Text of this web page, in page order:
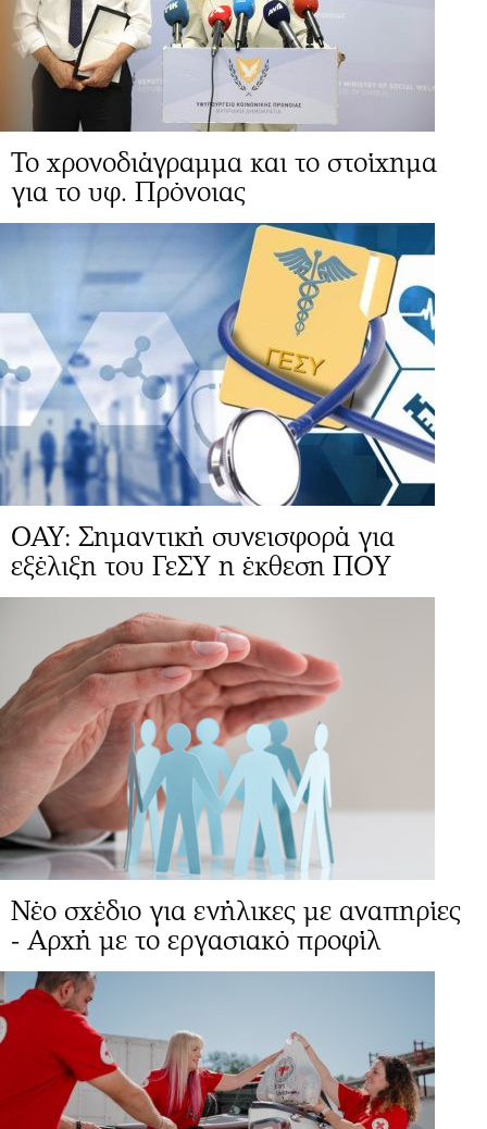
Το χρονοδιάγραμμα και το στοίχημα
για το υφ. Πρόνοιας
ΟΑΥ: Σημαντική συνεισφορά για
εξέλιξη του ΓεΣΥ η έκθεση ΠΟΥ
Νέο σχέδιο για ενήλικες με αναπηρίες
- Αρχή με το εργασιακό προφίλ